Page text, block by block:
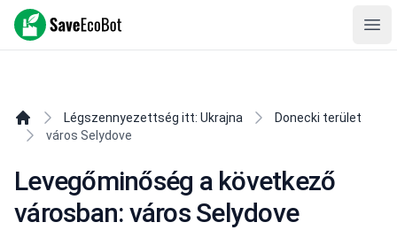
SaveEcoBot
Légszennyezettség itt: Ukrajna
Donecki terület
város Selydove
Levegőminőség a következő
városban: város Selydove